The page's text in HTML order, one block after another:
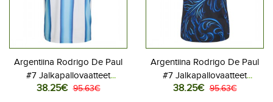
Argentiina Rodrigo De Paul
#7 Jalkapallovaatteet
Kotipaita MM-kisat 2026
38.25€ 95.63€
Argentiina Rodrigo De Paul
#7 Jalkapallovaatteet
Vieraspaita MM-kisat 2026
38.25€ 95.63€